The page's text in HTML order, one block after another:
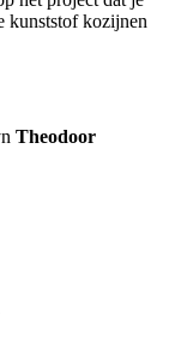
kunststof kozijnen
Theodoor